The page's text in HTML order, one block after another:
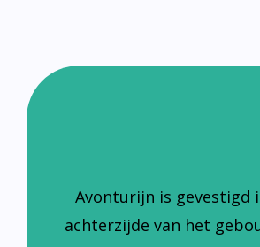
Avonturijn is gevestigd
achterzijde van het